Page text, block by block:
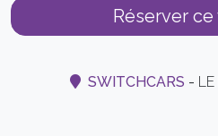
Réserver
SWITCHCARS -